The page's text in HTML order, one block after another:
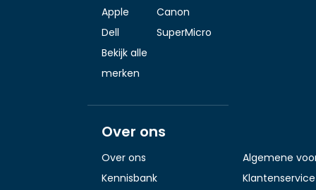
Apple
Canon
Dell
SuperMicro
Bekijk alle
merken
Over ons
Over ons
Kennisbank
Algemene
Klantenservice